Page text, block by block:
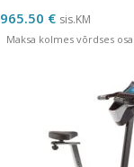
965.50 € sis.KM
Maksa kolmes võrdses